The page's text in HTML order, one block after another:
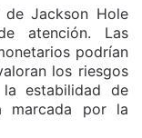
Jackson Hole
atención. Las
podrían
los riesgos
estabilidad de
marcada por la